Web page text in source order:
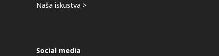
Naša iskustva >
Social media